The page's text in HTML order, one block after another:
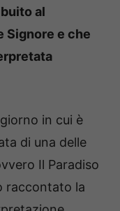
al
Signore e che
in cui è
di una delle
Il Paradiso
raccontato la